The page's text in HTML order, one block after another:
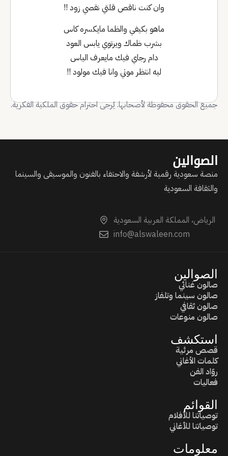
وان كنت ناقص قلتي نقصي زود !!
ماهو بكيفي والظما مايكسره كاس
بشرب ظماك ويرتوي يابس العود
دام رجاي فيك مايعرف الياس
ليه انتظر موتي وانا فيك مولود !!
جميع الحقوق محفوظة لأصحابها. يُرجى احترام حقوق الملكية الفكرية.
الصوالين
منصة سعودية رقمية لأرشفة والاحتفاء بالفنون والموسيقى والسينما
والثقافة السعودية
الرياض، المملكة العربية السعودية
info@alswaleen.com
الصوالين
صالون غنائي
صالون سينما وتلفاز
صالون ثقافي
صالون منوعات
استكشف
قصص مرئية
كلمات الأغاني
روّاد الفن
فعاليات
القوائم
توصياتنا للأفلام
توصياتنا للأغاني
معلومات